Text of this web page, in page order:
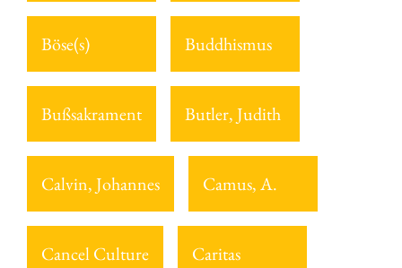
Böse(s) Buddhismus
Bußsakrament Butler, Judith
Calvin, Johannes Camus, A.
Cancel Culture Caritas